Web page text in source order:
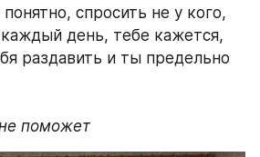
спросить не у кого,
день, тебе кажется,
раздавить и ты предельно
поможет